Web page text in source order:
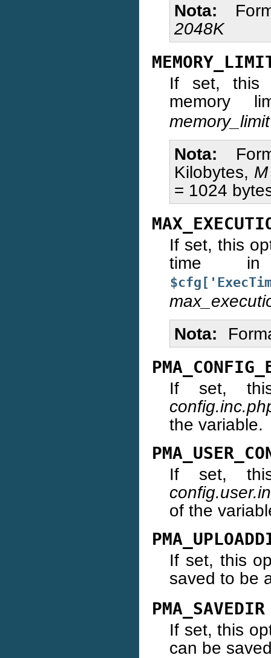
Nota
2048K
If set, this
memory
memory_limit
Nota
Kilobytes, M
= 1024
If set, this
time in
Nota
If set,
the variable.
If set,
of the
If set, this
saved to be
PMA_SAVEDIR
If set, this
can be